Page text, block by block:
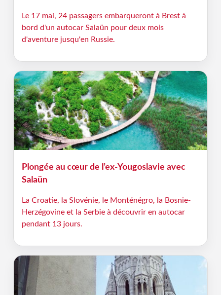
Le 17 mai, 24 passagers embarqueront à Brest à
bord d'un autocar Salaün pour deux mois
d'aventure jusqu'en Russie.
Plongée au cœur de l’ex-Yougoslavie avec
Salaün
La Croatie, la Slovénie, le Monténégro, la Bosnie-
Herzégovine et la Serbie à découvrir en autocar
pendant 13 jours.